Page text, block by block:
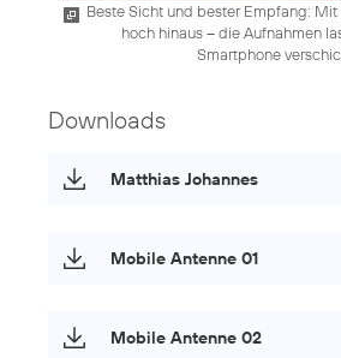
Beste Sicht und bester Empfang:
hoch hinaus – die Aufnahmen
Smartphone
Downloads
Matthias Johannes
Mobile Antenne 01
Mobile Antenne 02